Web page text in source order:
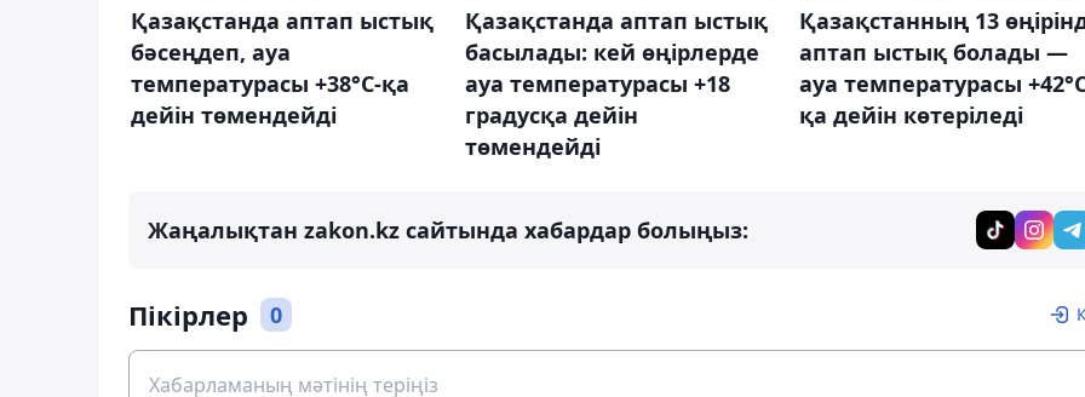
Қазақстанда аптап ыстық
бәсеңдеп, ауа
температурасы +38°С-қа
дейін төмендейді
Қазақстанда аптап ыстық
басылады: кей өңірлерде
ауа температурасы +18
градусқа дейін
төмендейді
Қазақстанның 13
аптап ыстық болады —
ауа температурасы
қа дейін көтеріледі
Жаңалықтан zakon.kz сайтында хабардар болыңыз:
Пікірлер 0